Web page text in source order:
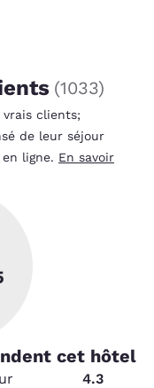
(1033)
clients;
de leur séjour
ligne. En savoir
cet hôtel
4.3